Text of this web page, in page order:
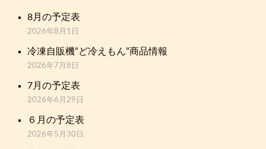
8月の予定表
2026年8月1日
冷凍自販機”ど冷えもん”商品情報
2026年7月8日
7月の予定表
2026年6月29日
６月の予定表
2026年5月30日